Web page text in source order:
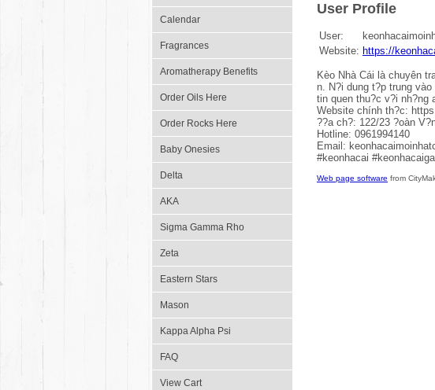
Calendar
Fragrances
Aromatherapy Benefits
Order Oils Here
Order Rocks Here
Baby Onesies
Delta
AKA
Sigma Gamma Rho
Zeta
Eastern Stars
Mason
Kappa Alpha Psi
FAQ
View Cart
User Profile
User:
Website: https://
Kèo Nhà Cái là chuyên
n. N?i dung t?p trung
tin quen thu?c v?i nh?ng
Website chính th?c:
??a ch?: 122/23 ?oàn
Hotline: 0961994140
Email:
#keonhacai
Web page software from